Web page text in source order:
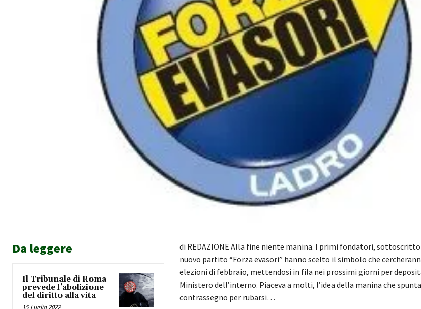
Da leggere
Il Tribunale di Roma
prevede l’abolizione
del diritto alla vita
di REDAZIONE Alla fine niente manina. I primi fondatori,
nuovo partito “Forza evasori” hanno scelto il simbolo che
elezioni di febbraio, mettendosi in fila nei prossimi giorni per
Ministero dell’interno. Piaceva a molti, l’idea della manina che
contrassegno per rubarsi…